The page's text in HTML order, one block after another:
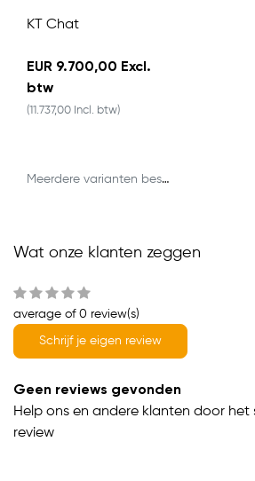
KT Chat
EUR 9.700,00 Excl.
btw
(11.737,00 Incl. btw)
Meerdere varianten beschikbaar
Wat onze klanten zeggen
average of 0 review(s)
Schrijf je eigen review
Geen reviews gevonden
Help ons en andere klanten door het
review